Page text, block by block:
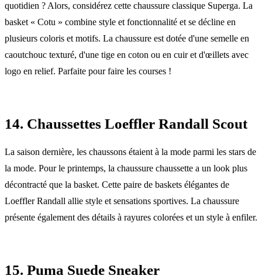
quotidien ? Alors, considérez cette chaussure classique Superga. La
basket « Cotu » combine style et fonctionnalité et se décline en
plusieurs coloris et motifs. La chaussure est dotée d'une semelle en
caoutchouc texturé, d'une tige en coton ou en cuir et d'œillets avec
logo en relief. Parfaite pour faire les courses !
14. Chaussettes Loeffler Randall Scout
La saison dernière, les chaussons étaient à la mode parmi les stars de
la mode. Pour le printemps, la chaussure chaussette a un look plus
décontracté que la basket. Cette paire de baskets élégantes de
Loeffler Randall allie style et sensations sportives. La chaussure
présente également des détails à rayures colorées et un style à enfiler.
15. Puma Suede Sneaker